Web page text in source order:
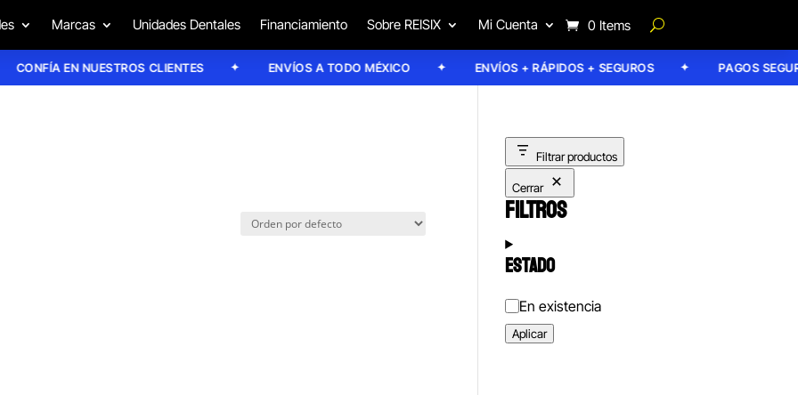
Marcas Unidades Dentales Financiamiento Sobre REISIX Mi Cuenta 0 Items
CONFÍA EN NUESTROS CLIENTES ENVÍOS A TODO MÉXICO ENVÍOS + RÁPIDOS + SEGUROS PAGOS SEGUROS
Filtrar productos
Cerrar
FILTROS
ESTADO
Estado
En existencia
Aplicar